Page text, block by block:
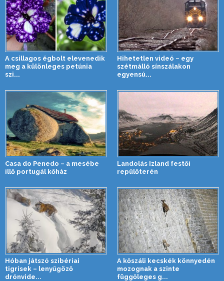
A csillagos égbolt elevenedik
meg a különleges petúnia
szi...
Hihetetlen videó – egy
szétmálló sínszálakon
egyensú...
Casa do Penedo – a mesébe
illő portugál kőház
Landolás Izland festői
repülőterén
Hóban játszó szibériai
tigrisek – lenyűgöző
drónvide...
A kőszáli kecskék könnyedén
mozognak a szinte
függőleges g...